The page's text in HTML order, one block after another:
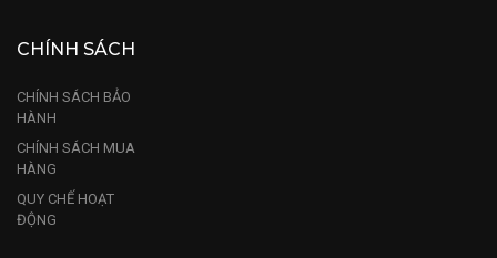
CHÍNH SÁCH
CHÍNH SÁCH BẢO
HÀNH
CHÍNH SÁCH MUA
HÀNG
QUY CHẾ HOẠT
ĐỘNG